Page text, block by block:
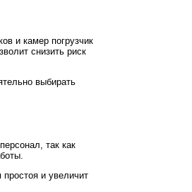
и камер погрузчик
снизить риск
выбирать
так как
и увеличит